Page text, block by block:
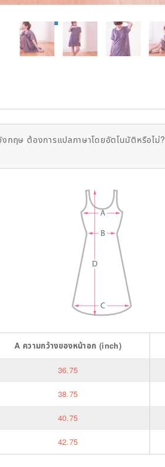
กฤษ ต้องการแปลภาษาโดยอัตโนมัติหรือไม่?
A ความกว้างของหน้าอก (inch)
36.75
38.75
40.75
42.75